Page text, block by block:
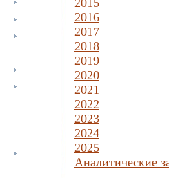
2015
2016
2017
2018
2019
2020
2021
2022
2023
2024
2025
Аналитические